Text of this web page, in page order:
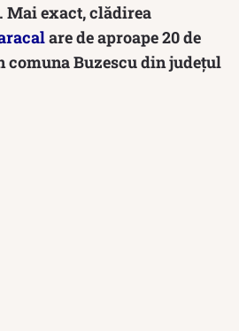
Mai exact, clădirea
are de aproape 20 de
comuna Buzescu din județul